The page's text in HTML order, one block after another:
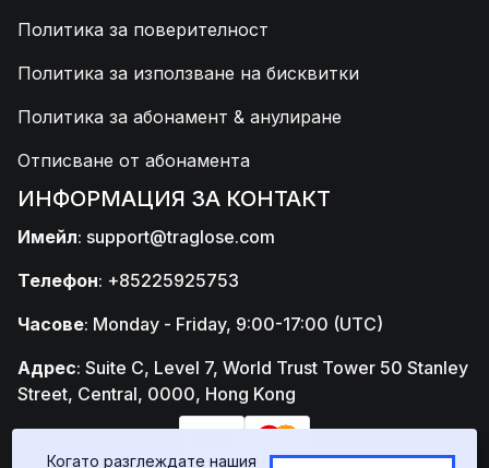
Политика за поверителност
Политика за използване на бисквитки
Политика за абонамент & анулиране
Отписване от абонамента
ИНФОРМАЦИЯ ЗА КОНТАКТ
Имейл: support@traglose.com
Телефон: +85225925753
Часове: Monday - Friday, 9:00-17:00 (UTC)
Адрес: Suite C, Level 7, World Trust Tower 50 Stanley
Street, Central, 0000, Hong Kong
Когато разглеждате нашия